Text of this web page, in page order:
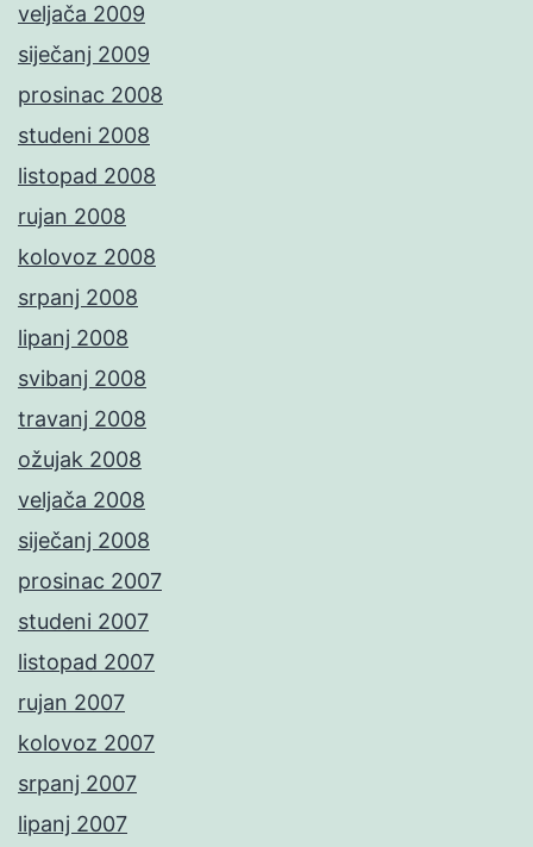
veljača 2009
siječanj 2009
prosinac 2008
studeni 2008
listopad 2008
rujan 2008
kolovoz 2008
srpanj 2008
lipanj 2008
svibanj 2008
travanj 2008
ožujak 2008
veljača 2008
siječanj 2008
prosinac 2007
studeni 2007
listopad 2007
rujan 2007
kolovoz 2007
srpanj 2007
lipanj 2007